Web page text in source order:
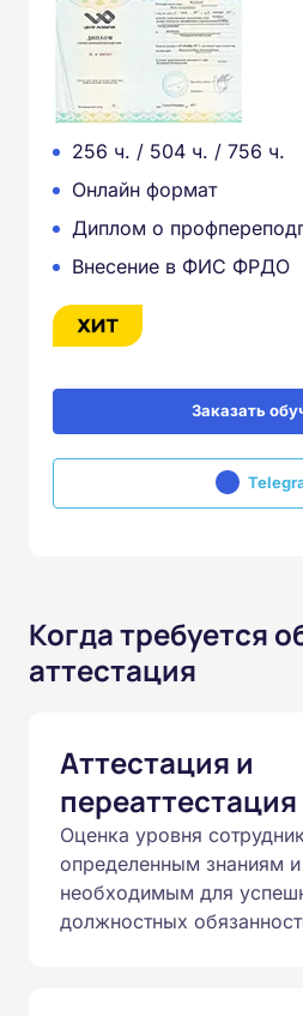
256 ч. / 504 ч. / 756 ч.
Онлайн формат
Диплом о
Внесение в ФИС ФРДО
Заказать
Когда требуется
аттестация
Аттестация и
переаттестация
Оценка уровня
определенным знаниям
необходимым для
должностных